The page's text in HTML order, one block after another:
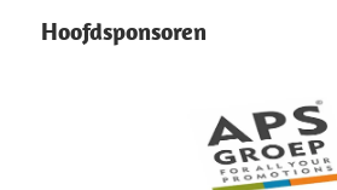
Hoofdsponsoren